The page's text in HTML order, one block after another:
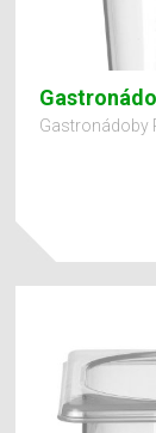
Gastronádoby